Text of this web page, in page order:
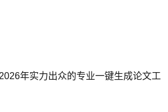
年实力出众的专业一键生成论文工